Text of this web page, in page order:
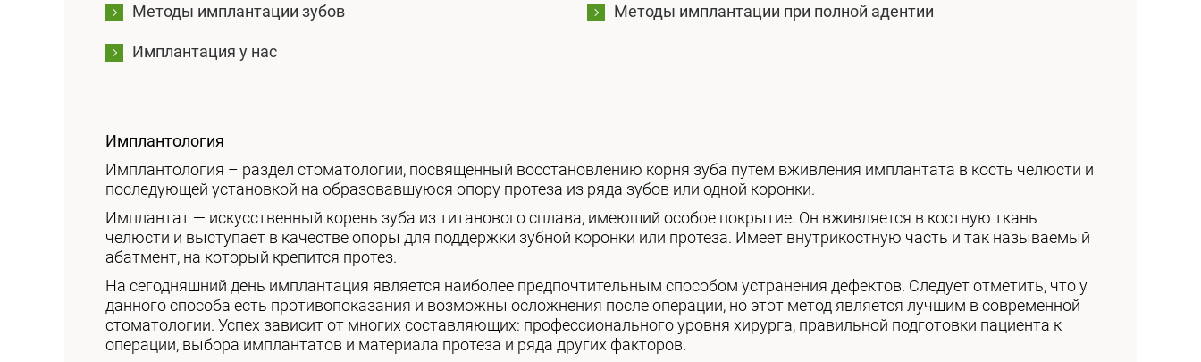
Методы имплантации зубов Методы имплантации при полной адентии
Имплантация у нас
Имплантология
Имплантология – раздел стоматологии, посвященный восстановлению корня зуба путем вживления имплантата в кость челюсти и
последующей установкой на образовавшуюся опору протеза из ряда зубов или одной коронки.
Имплантат — искусственный корень зуба из титанового сплава, имеющий особое покрытие. Он вживляется в костную ткань
челюсти и выступает в качестве опоры для поддержки зубной коронки или протеза. Имеет внутрикостную часть и так называемый
абатмент, на который крепится протез.
На сегодняшний день имплантация является наиболее предпочтительным способом устранения дефектов. Следует отметить, что у
данного способа есть противопоказания и возможны осложнения после операции, но этот метод является лучшим в современной
стоматологии. Успех зависит от многих составляющих: профессионального уровня хирурга, правильной подготовки пациента к
операции, выбора имплантатов и материала протеза и ряда других факторов.